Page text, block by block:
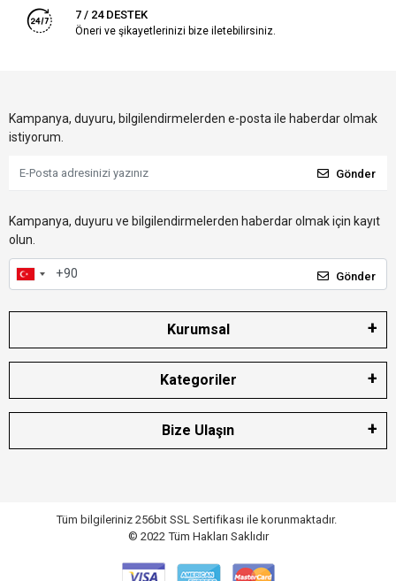
7 / 24 DESTEK
Öneri ve şikayetlerinizi bize iletebilirsiniz.
Kampanya, duyuru, bilgilendirmelerden e-posta ile haberdar olmak
istiyorum.
Gönder
Kampanya, duyuru ve bilgilendirmelerden haberdar olmak için kayıt
olun.
Gönder
Kurumsal
Kategoriler
Bize Ulaşın
Tüm bilgileriniz 256bit SSL Sertifikası ile korunmaktadır.
© 2022 Tüm Hakları Saklıdır